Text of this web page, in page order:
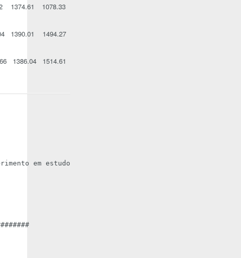
1078.33
1390.01 1494.27
1386.04 1514.61
em estudo